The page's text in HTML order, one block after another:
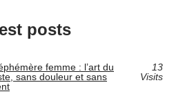
posts
femme : l’art du
sans douleur et sans
13
Visits